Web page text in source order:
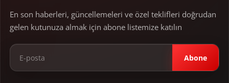
En son haberleri, güncellemeleri ve özel teklifleri doğrudan
gelen kutunuza almak için abone listemize katılın
Abone